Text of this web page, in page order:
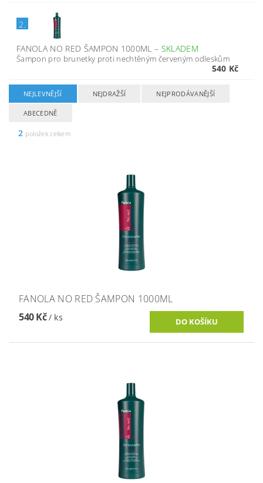
2.
FANOLA NO RED ŠAMPON 1000ML– SKLADEM
Šampon pro brunetky proti nechtěným červeným odleskům
540 Kč
NEJLEVNĚJŠÍ NEJDRAŽŠÍ NEJPRODÁVANĚJŠÍ
ABECEDNĚ
2 položek celkem
FANOLA NO RED ŠAMPON 1000ML
540 Kč/ ks